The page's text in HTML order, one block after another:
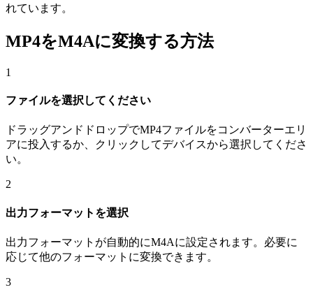
れています。
MP4をM4Aに変換する方法
1
ファイルを選択してください
ドラッグアンドドロップでMP4ファイルをコンバーターエリ
アに投入するか、クリックしてデバイスから選択してくださ
い。
2
出力フォーマットを選択
出力フォーマットが自動的にM4Aに設定されます。必要に
応じて他のフォーマットに変換できます。
3